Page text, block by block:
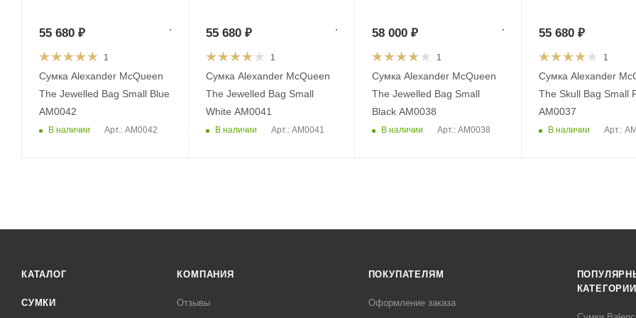
1
Сумка Alexander McQueen
The Jewelled Bag Small Blue
AM0042
В наличии Арт.: AM0042
55 680₽
1
Сумка Alexander McQueen
The Jewelled Bag Small
White AM0041
В наличии Арт.: AM0041
55 680₽
1
Сумка Alexander McQueen
The Jewelled Bag Small
Black AM0038
В наличии Арт.: AM0038
58 000 ₽
1
Сумка Alexander
The Skull Bag Small
AM0037
В наличии Арт.:
55 680 ₽
КАТАЛОГ
СУМКИ
КОМПАНИЯ
Отзывы
ПОКУПАТЕЛЯМ
Оформление заказа
КАТЕГОРИИ